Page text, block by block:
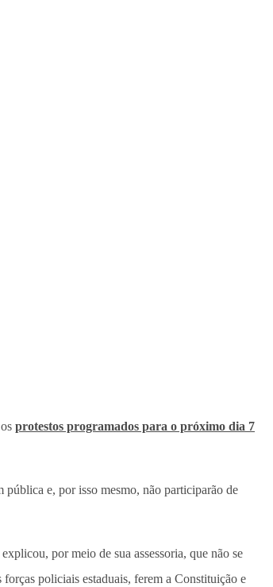
protestos programados para o próximo dia 7
pública e, por isso mesmo, não participarão de
por meio de sua assessoria, que não se
policiais estaduais, ferem a Constituição e